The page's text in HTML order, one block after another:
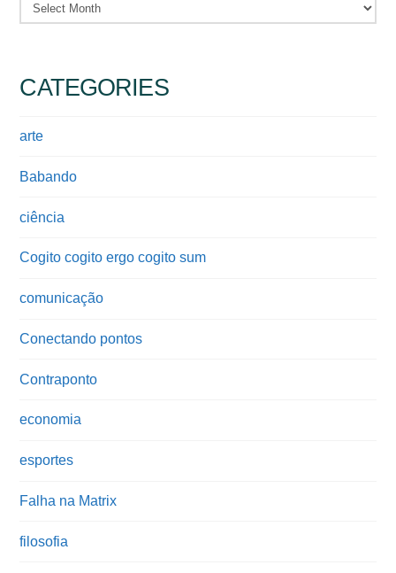
Archives
CATEGORIES
arte
Babando
ciência
Cogito cogito ergo cogito sum
comunicação
Conectando pontos
Contraponto
economia
esportes
Falha na Matrix
filosofia